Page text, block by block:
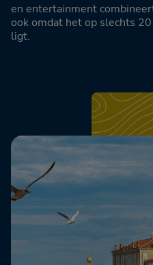
en entertainment
ook omdat het op slechts
ligt.